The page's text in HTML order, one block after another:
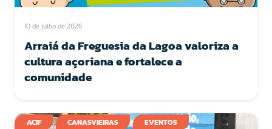
10 de julho de 2026
Arraiá da Freguesia da Lagoa valoriza a
cultura açoriana e fortalece a
comunidade
ACIF CANASVIEIRAS
EVENTOS